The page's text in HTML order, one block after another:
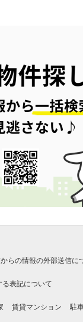
らの情報の外部送信に
表記について
賃貸マンション 駐